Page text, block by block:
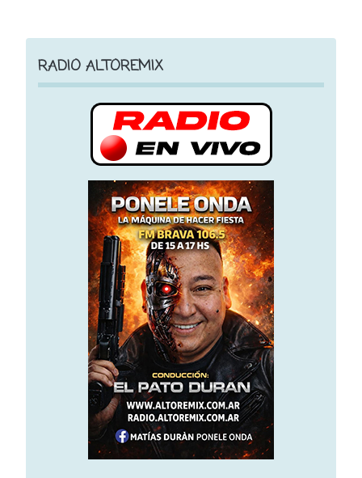
RADIO ALTOREMIX